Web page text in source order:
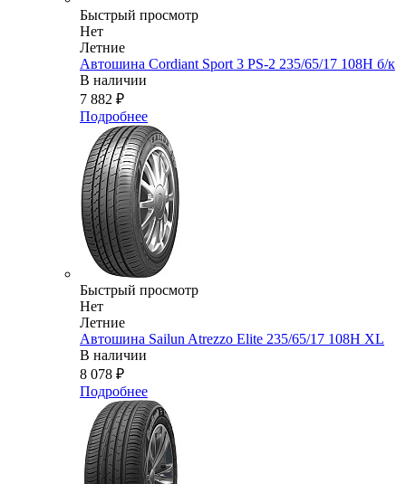
Быстрый просмотр
Нет
Летние
Автошина Cordiant Sport 3 PS-2 235/65/17 108Н б/к
В наличии
7 882 ₽
Подробнее
Быстрый просмотр
Нет
Летние
Автошина Sailun Atrezzo Elite 235/65/17 108H XL
В наличии
8 078 ₽
Подробнее